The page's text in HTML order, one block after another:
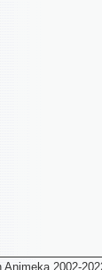
2002-